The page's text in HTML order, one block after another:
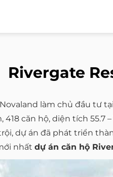
Rivergate
làm chủ đầu tư
căn hộ, diện tích 55.7 –
dự án đã phát triển
nhất dự án căn hộ